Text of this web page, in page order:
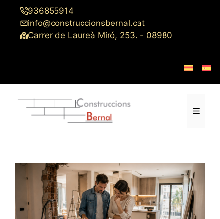
Saltar
contenido
936855914
info@construccionsbernal.cat
Carrer de Laureà Miró, 253. - 08980
Menú